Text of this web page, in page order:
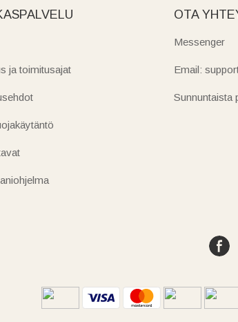
ja toimitusajat
OTA
Messenger
Email:
Sunnuntaista